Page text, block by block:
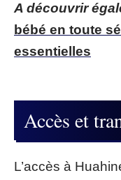
A découvrir
bébé en toute
essentielles
Accès et
L’accès à